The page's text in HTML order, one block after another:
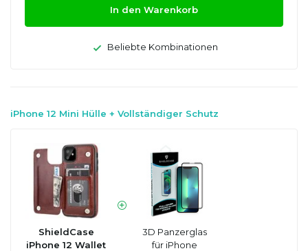
In den Warenkorb
Beliebte Kombinationen
iPhone 12 Mini Hülle + Vollständiger Schutz
ShieldCase
iPhone 12 Wallet
3D Panzerglas
für iPhone